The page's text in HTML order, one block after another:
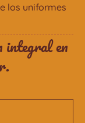
los uniformes
integral en